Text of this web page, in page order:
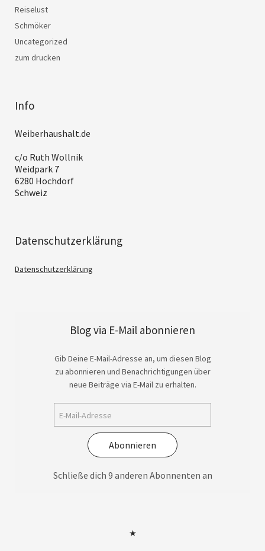
Reiselust
Schmöker
Uncategorized
zum drucken
Info
Weiberhaushalt.de
c/o Ruth Wollnik
Weidpark 7
6280 Hochdorf
Schweiz
Datenschutzerklärung
Datenschutzerklärung
Blog via E-Mail abonnieren
Gib Deine E-Mail-Adresse an, um diesen Blog
zu abonnieren und Benachrichtigungen über
neue Beiträge via E-Mail zu erhalten.
Abonnieren
Schließe dich 9 anderen Abonnenten an